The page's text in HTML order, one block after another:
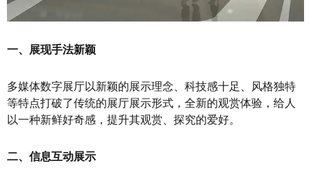
一、展现手法新颖
多媒体数字展厅以新颖的展示理念、科技感十足、风格独特
等特点打破了传统的展厅展示形式，全新的观赏体验，给人
以一种新鲜好奇感，提升其观赏、探究的爱好。
二、信息互动展示